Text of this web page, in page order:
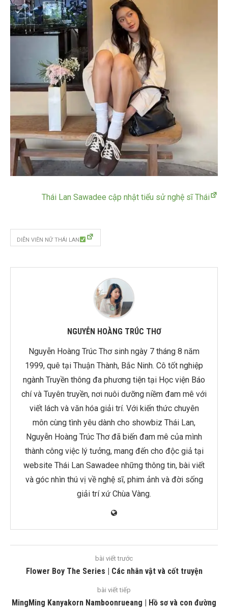
Thái Lan Sawadee cập nhật tiểu sử nghệ sĩ Thái
DIỄN VIÊN NỮ THÁI LAN
NGUYỄN HOÀNG TRÚC THƠ
Nguyễn Hoàng Trúc Thơ sinh ngày 7 tháng 8 năm
1999, quê tại Thuận Thành, Bắc Ninh. Cô tốt nghiệp
ngành Truyền thông đa phương tiện tại Học viện Báo
chí và Tuyên truyền, nơi nuôi dưỡng niềm đam mê với
viết lách và văn hóa giải trí. Với kiến thức chuyên
môn cùng tình yêu dành cho showbiz Thái Lan,
Nguyễn Hoàng Trúc Thơ đã biến đam mê của mình
thành công việc lý tưởng, mang đến cho độc giả tại
website Thái Lan Sawadee những thông tin, bài viết
và góc nhìn thú vị về nghệ sĩ, phim ảnh và đời sống
giải trí xứ Chùa Vàng.
bài viết trước
Flower Boy The Series | Các nhân vật và cốt truyện
bài viết tiếp
MingMing Kanyakorn Namboonrueang | Hồ sơ và con đường